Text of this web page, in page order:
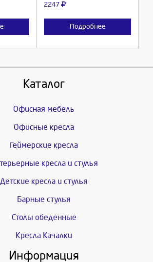
2247
Подробнее
Каталог
Офисная мебель
Офисные кресла
Геймерские кресла
кресла и стулья
Детские кресла и стулья
Барные стулья
Столы обеденные
Кресла Качалки
Информация